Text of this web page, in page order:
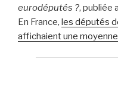
eurodéputés ?, publiée
En France, les députés
affichaient une